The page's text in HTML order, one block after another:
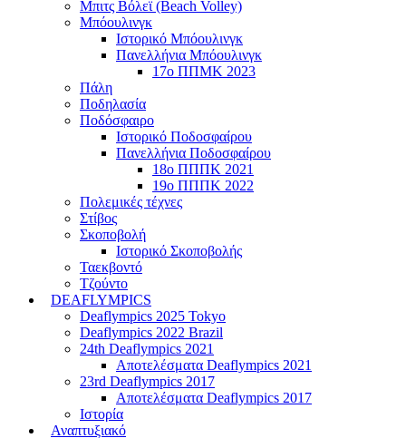
Μπιτς Βόλεϊ (Beach Volley)
Μπόουλινγκ
Ιστορικό Μπόουλινγκ
Πανελλήνια Μπόουλινγκ
17ο ΠΠΜΚ 2023
Πάλη
Ποδηλασία
Ποδόσφαιρο
Ιστορικό Ποδοσφαίρου
Πανελλήνια Ποδοσφαίρου
18ο ΠΠΠΚ 2021
19ο ΠΠΠΚ 2022
Πολεμικές τέχνες
Στίβος
Σκοποβολή
Ιστορικό Σκοποβολής
Ταεκβοντό
Τζούντο
DEAFLYMPICS
Deaflympics 2025 Tokyo
Deaflympics 2022 Brazil
24th Deaflympics 2021
Αποτελέσματα Deaflympics 2021
23rd Deaflympics 2017
Αποτελέσματα Deaflympics 2017
Ιστορία
Αναπτυξιακό